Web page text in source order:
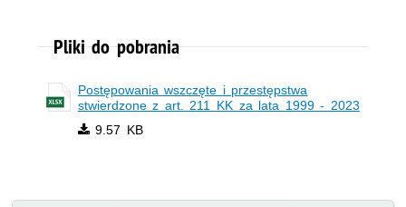
Pliki do pobrania
Postępowania wszczęte i przestępstwa
stwierdzone z art. 211 KK za lata 1999 - 2023
9.57 KB